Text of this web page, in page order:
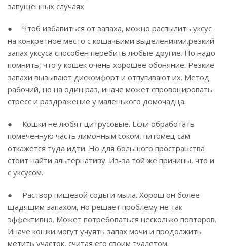
запущенных случаях
● Чтоб избавиться от запаха, можно распылить уксус
на конкретное место с кошачьими выделениями.резкий
запах уксуса способен перебить любые другие. Но надо
помнить, что у кошек очень хорошее обоняние. Резкие
запахи вызывают дискомфорт и отпугивают их. Метод
рабочий, но на один раз, иначе может спровоцировать
стресс и раздражение у маленького домочадца.
● Кошки не любят цитрусовые. Если обработать
помеченную часть лимонным соком, питомец сам
откажется туда идти. Но для большого пространства
стоит найти альтернативу. Из-за той же причины, что и
с уксусом.
● Раствор пищевой соды и мыла. Хорош он более
щадящим запахом, но решает проблему не так
эффективно. Может потребоваться несколько повторов.
Иначе кошки могут учуять запах мочи и продолжить
метить участок, считая его своим туалетом.